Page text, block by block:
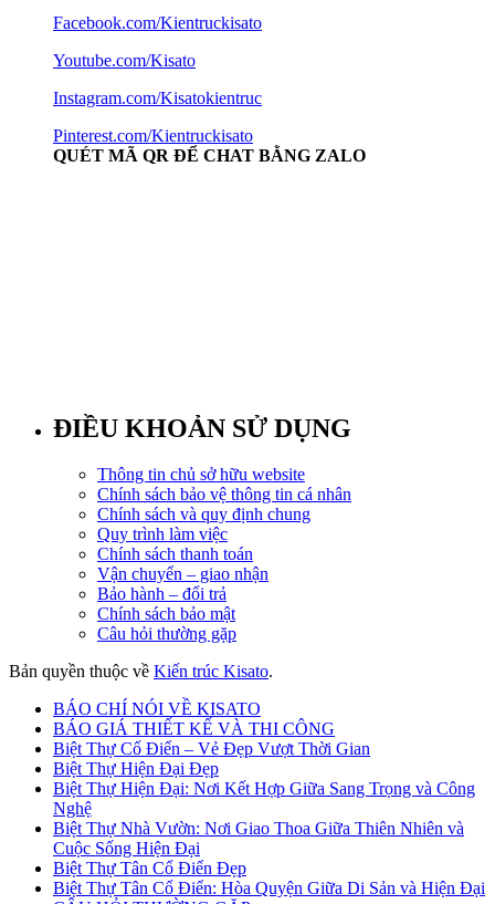
Facebook.com/Kientruckisato
Youtube.com/Kisato
Instagram.com/Kisatokientruc
Pinterest.com/Kientruckisato
QUÉT MÃ QR ĐỂ CHAT BẰNG ZALO
ĐIỀU KHOẢN SỬ DỤNG
Thông tin chủ sở hữu website
Chính sách bảo vệ thông tin cá nhân
Chính sách và quy định chung
Quy trình làm việc
Chính sách thanh toán
Vận chuyển – giao nhận
Bảo hành – đổi trả
Chính sách bảo mật
Câu hỏi thường gặp
Bản quyền thuộc về Kiến trúc Kisato.
BÁO CHÍ NÓI VỀ KISATO
BÁO GIÁ THIẾT KẾ VÀ THI CÔNG
Biệt Thự Cổ Điển – Vẻ Đẹp Vượt Thời Gian
Biệt Thự Hiện Đại Đẹp
Biệt Thự Hiện Đại: Nơi Kết Hợp Giữa Sang Trọng và Công
Nghệ
Biệt Thự Nhà Vườn: Nơi Giao Thoa Giữa Thiên Nhiên và
Cuộc Sống Hiện Đại
Biệt Thự Tân Cổ Điển Đẹp
Biệt Thự Tân Cổ Điển: Hòa Quyện Giữa Di Sản và Hiện Đại